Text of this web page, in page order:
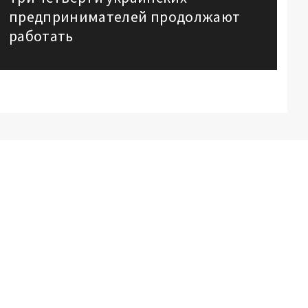
post:
предпринимателей продолжают
работать